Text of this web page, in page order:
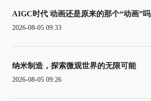
AIGC时代 动画还是原来的那个“动画”吗
2026-08-05 09:33
纳米制造，探索微观世界的无限可能
2026-08-05 09:26